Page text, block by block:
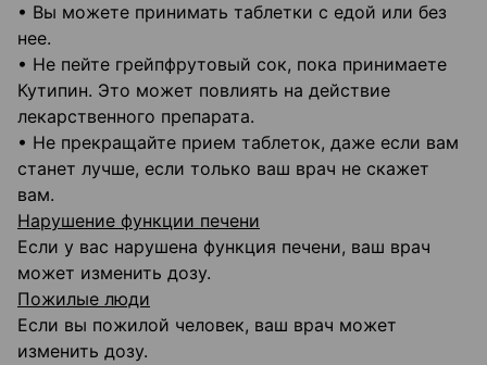
• Вы можете принимать таблетки с едой или без
нее.
• Не пейте грейпфрутовый сок, пока принимаете
Кутипин. Это может повлиять на действие
лекарственного препарата.
• Не прекращайте прием таблеток, даже если вам
станет лучше, если только ваш врач не скажет
вам.
Нарушение функции печени
Если у вас нарушена функция печени, ваш врач
может изменить дозу.
Пожилые люди
Если вы пожилой человек, ваш врач может
изменить дозу.